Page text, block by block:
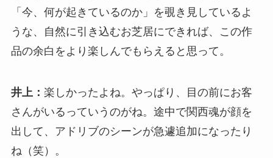
「今、何が起きているのか」を覗き見しているよ
うな、自然に引き込むお芝居にできれば、この作
品の余白をより楽しんでもらえると思って。
井上： 楽しかったよね。やっぱり、目の前にお客
さんがいるっていうのがね。途中で関西魂が顔を
出して、アドリブのシーンが急遽追加になったり
ね（笑）。